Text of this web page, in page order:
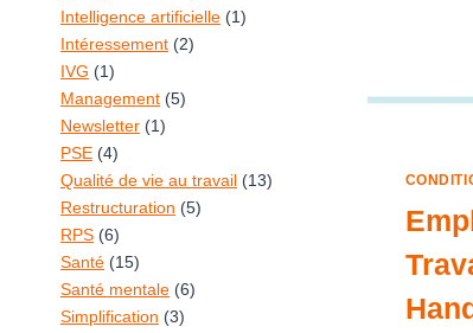
Intelligence artificielle (1)
Intéressement (2)
IVG (1)
Management (5)
Newsletter (1)
PSE (4)
Qualité de vie au travail (13)
Restructuration (5)
RPS (6)
Santé (15)
Santé mentale (6)
Simplification (3)